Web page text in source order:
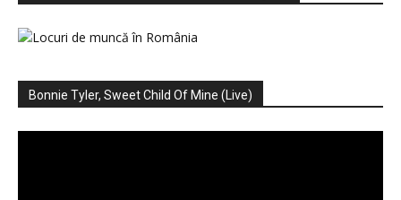
Bonnie Tyler, Sweet Child Of Mine (Live)